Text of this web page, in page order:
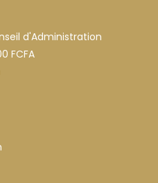
d'Administration
FCFA